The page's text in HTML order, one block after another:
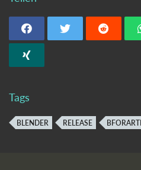
Tags
BLENDER RELEASE